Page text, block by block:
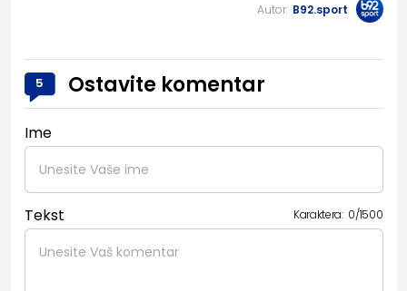
Autor: B92.sport
5 Ostavite komentar
Ime
Tekst Karaktera: 0/1500